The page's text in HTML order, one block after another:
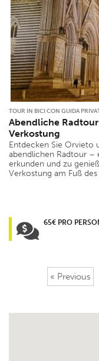
TOUR IN BICI CON GUIDA
Abendliche
Verkostung
Entdecken Sie Orvieto
abendlichen Radtour –
erkunden und zu
Verkostung am Fuß
65€ PRO
« Previous